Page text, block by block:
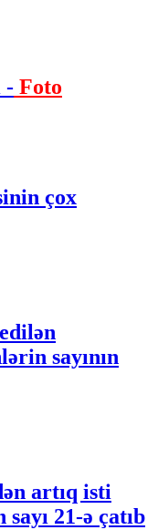
- Foto
çox
sayının
artıq isti
21-ə çatıb